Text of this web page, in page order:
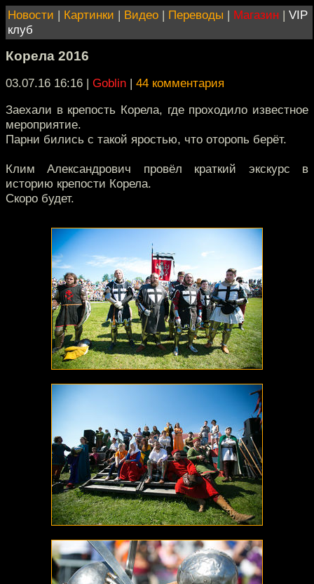
Новости | Картинки | Видео | Переводы | Магазин | VIP
клуб
Корела 2016
03.07.16 16:16 | Goblin | 44 комментария
Заехали в крепость Корела, где проходило известное
мероприятие.
Парни бились с такой яростью, что оторопь берёт.
Клим Александрович провёл краткий экскурс в
историю крепости Корела.
Скоро будет.